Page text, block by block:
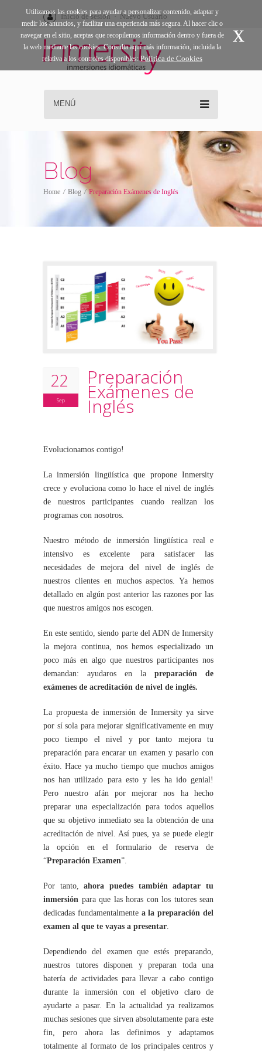
Utilizamos las cookies para ayudar a personalizar contenido, adaptar y
medir los anuncios, y facilitar una experiencia más segura. Al hacer clic o
navegar en el sitio, aceptas que recopilemos información dentro y fuera de
la web mediante las cookies. Consulta aquí más información, incluida la
relativa a los controles disponibles:Politica de Cookies
x
Inicio de sesión·Nuevo Usuario
MENÚ
Blog
Home / Blog / Preparación Exámenes de Inglés
22
Sep
Preparación
Exámenes de
Inglés
Evolucionamos contigo!
La inmersión lingüística que propone Inmersity
crece y evoluciona como lo hace el nivel de inglés
de nuestros participantes cuando realizan los
programas con nosotros.
Nuestro método de inmersión lingüística real e
intensivo es excelente para satisfacer las
necesidades de mejora del nivel de inglés de
nuestros clientes en muchos aspectos. Ya hemos
detallado en algún post anterior las razones por las
que nuestros amigos nos escogen.
En este sentido, siendo parte del ADN de Inmersity
la mejora continua, nos hemos especializado un
poco más en algo que nuestros participantes nos
demandan: ayudaros en la preparación de
exámenes de acreditación de nivel de inglés.
La propuesta de inmersión de Inmersity ya sirve
por sí sola para mejorar significativamente en muy
poco tiempo el nivel y por tanto mejora tu
preparación para encarar un examen y pasarlo con
éxito. Hace ya mucho tiempo que muchos amigos
nos han utilizado para esto y les ha ido genial!
Pero nuestro afán por mejorar nos ha hecho
preparar una especialización para todos aquellos
que su objetivo inmediato sea la obtención de una
acreditación de nivel. Así pues, ya se puede elegir
la opción en el formulario de reserva de
“Preparación Examen”.
Por tanto,ahora puedes también adaptar tu
inmersión para que las horas con los tutores sean
dedicadas fundamentalmente a la preparación del
examen al que te vayas a presentar.
Dependiendo del examen que estés preparando,
nuestros tutores disponen y preparan toda una
batería de actividades para llevar a cabo contigo
durante la inmersión con el objetivo claro de
ayudarte a pasar. En la actualidad ya realizamos
muchas sesiones que sirven absolutamente para este
fin, pero ahora las definimos y adaptamos
totalmente al formato de los principales centros y